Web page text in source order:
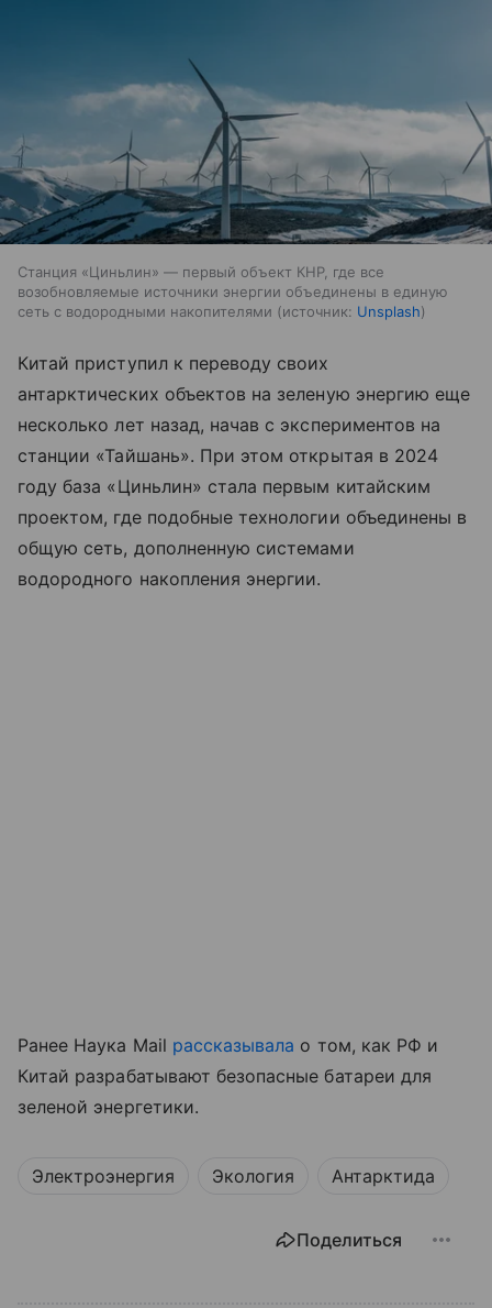
Станция «Циньлин» — первый объект КНР, где все
возобновляемые источники энергии объединены в единую
сеть с водородными накопителями
источник: Unsplash
Китай приступил к переводу своих
антарктических объектов на зеленую энергию еще
несколько лет назад, начав с экспериментов на
станции «Тайшань». При этом открытая в 2024
году база «Циньлин» стала первым китайским
проектом, где подобные технологии объединены в
общую сеть, дополненную системами
водородного накопления энергии.
Ранее Наука Mail рассказывала о том, как РФ и
Китай разрабатывают безопасные батареи для
зеленой энергетики.
Электроэнергия Экология Антарктида
Поделиться